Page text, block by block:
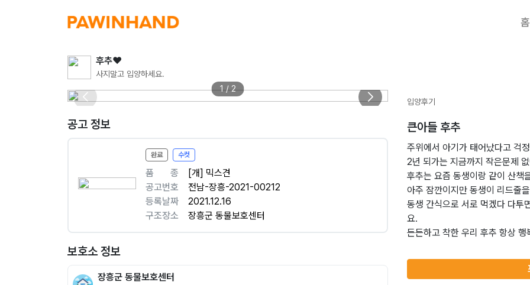
홈
후추❤️
사지말고 입양하세요.
1 / 2
공고 정보
완료 수컷
품ㅤㅤ종
[개] 믹스견
공고번호
전남-장흥-2021-00212
등록날짜
2021.12.16
구조장소
장흥군 동물보호센터
보호소 정보
장흥군 동물보호센터
입양후기
큰아들 후추
주위에서 아기가 태어났다고 걱
2년 되가는 지금까지 작은문제
후추는 요즘 동생이랑 같이 산책
아주 잠깐이지만 동생이 리드줄
동생 간식으로 서로 먹겠다 다투
요.
든든하고 착한 우리 후추 항상